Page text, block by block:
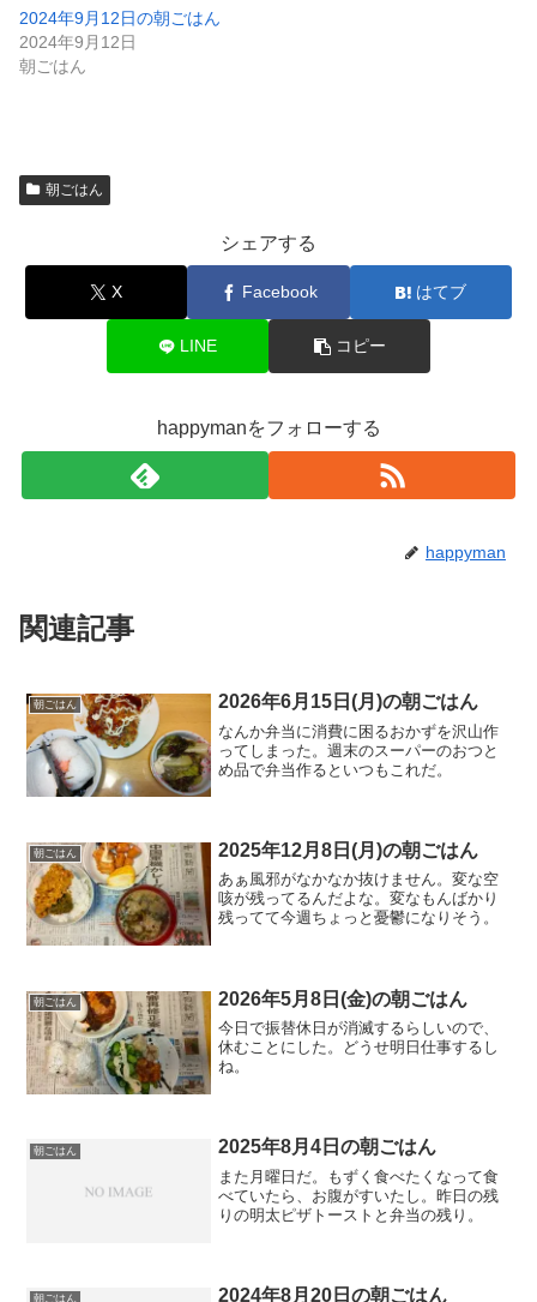
2024年9月12日の朝ごはん
2024年9月12日
朝ごはん
朝ごはん
シェアする
X Facebook はてブ
LINE コピー
happymanをフォローする
happyman
関連記事
朝ごはん 2026年6月15日(月)の朝ごはん
なんか弁当に消費に困るおかずを沢山作
ってしまった。週末のスーパーのおつと
め品で弁当作るといつもこれだ。
朝ごはん 2025年12月8日(月)の朝ごはん
あぁ風邪がなかなか抜けません。変な空
咳が残ってるんだよな。変なもんばかり
残ってて今週ちょっと憂鬱になりそう。
朝ごはん 2026年5月8日(金)の朝ごはん
今日で振替休日が消滅するらしいので、
休むことにした。どうせ明日仕事するし
ね。
朝ごはん 2025年8月4日の朝ごはん
また月曜日だ。もずく食べたくなって食
べていたら、お腹がすいたし。昨日の残
りの明太ピザトーストと弁当の残り。
朝ごはん 2024年8月20日の朝ごはん